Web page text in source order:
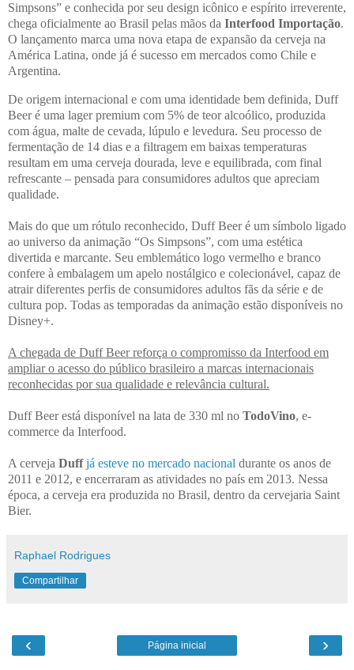
Simpsons” e conhecida por seu design icônico e espírito irreverente,
chega oficialmente ao Brasil pelas mãos da Interfood Importação.
O lançamento marca uma nova etapa de expansão da cerveja na
América Latina, onde já é sucesso em mercados como Chile e
Argentina.
De origem internacional e com uma identidade bem definida, Duff
Beer é uma lager premium com 5% de teor alcoólico, produzida
com água, malte de cevada, lúpulo e levedura. Seu processo de
fermentação de 14 dias e a filtragem em baixas temperaturas
resultam em uma cerveja dourada, leve e equilibrada, com final
refrescante – pensada para consumidores adultos que apreciam
qualidade.
Mais do que um rótulo reconhecido, Duff Beer é um símbolo ligado
ao universo da animação “Os Simpsons”, com uma estética
divertida e marcante. Seu emblemático logo vermelho e branco
confere à embalagem um apelo nostálgico e colecionável, capaz de
atrair diferentes perfis de consumidores adultos fãs da série e de
cultura pop. Todas as temporadas da animação estão disponíveis no
Disney+.
A chegada de Duff Beer reforça o compromisso da Interfood em
ampliar o acesso do público brasileiro a marcas internacionais
reconhecidas por sua qualidade e relevância cultural.
Duff Beer está disponível na lata de 330 ml no TodoVino, e-
commerce da Interfood.
A cerveja Duffjá esteve no mercado nacional durante os anos de
2011 e 2012, e encerraram as atividades no país em 2013. Nessa
época, a cerveja era produzida no Brasil, dentro da cervejaria Saint
Bier.
Raphael Rodrigues
Compartilhar
‹ ›
Página inicial